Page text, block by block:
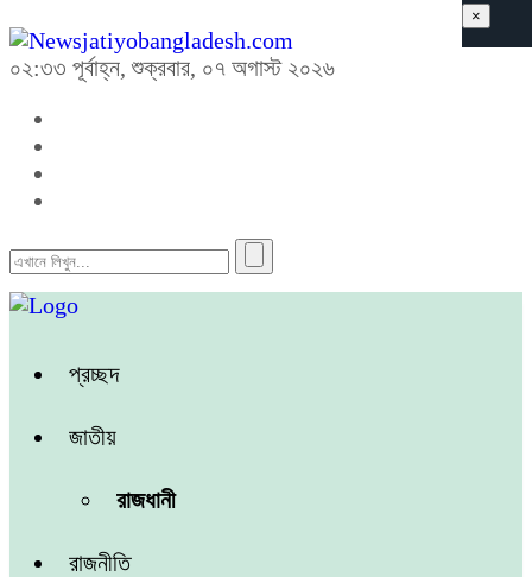
০২:৩৩ পূর্বাহ্ন, শুক্রবার, ০৭ অগাস্ট ২০২৬
প্রচ্ছদ
জাতীয়
রাজধানী
রাজনীতি
×